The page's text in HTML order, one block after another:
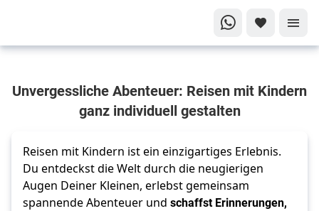
neu erleben
Reisen
mit
Kindern
Unvergessliche Abenteuer: Reisen mit Kindern
ganz individuell gestalten
Reisen mit Kindern ist ein einzigartiges Erlebnis.
Du entdeckst die Welt durch die neugierigen
Augen Deiner Kleinen, erlebst gemeinsam
spannende Abenteuer und schaffst Erinnerungen,